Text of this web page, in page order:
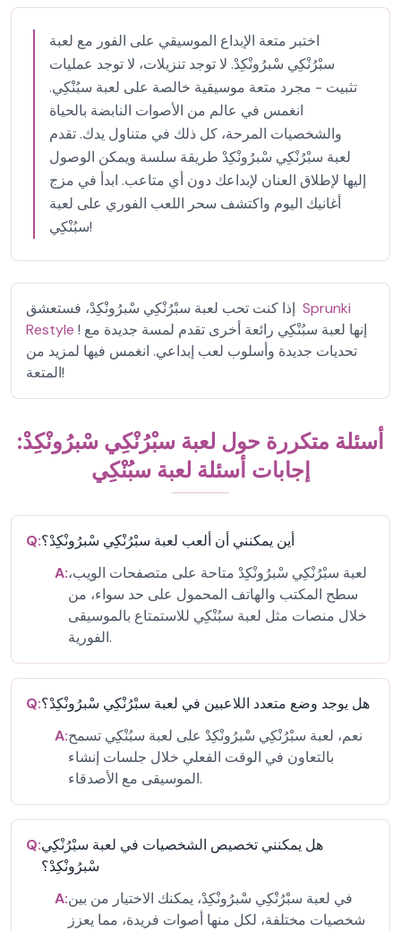
اختبر متعة الإبداع الموسيقي على الفور مع لعبة
سبْرُنْكِي سْبرُونْكِدْ. لا توجد تنزيلات، لا توجد عمليات
تثبيت - مجرد متعة موسيقية خالصة على لعبة سبُنْكِي.
انغمس في عالم من الأصوات النابضة بالحياة
والشخصيات المرحة، كل ذلك في متناول يدك. تقدم
لعبة سبْرُنْكِي سْبرُونْكِدْ طريقة سلسة ويمكن الوصول
إليها لإطلاق العنان لإبداعك دون أي متاعب. ابدأ في مزج
أغانيك اليوم واكتشف سحر اللعب الفوري على لعبة
سبُنْكِي!
Sprunki
Restyle ! إنها لعبة سبُنْكِي رائعة أخرى تقدم لمسة جديدة مع
تحديات جديدة وأسلوب لعب إبداعي. انغمس فيها لمزيد من
المتعة!
أسئلة متكررة حول لعبة سبْرُنْكِي سْبرُونْكِدْ:
إجابات أسئلة لعبة سبُنْكِي
Q:أين يمكنني أن ألعب لعبة سبْرُنْكِي سْبرُونْكِدْ؟
A:لعبة سبْرُنْكِي سْبرُونْكِدْ متاحة على متصفحات الويب،
سطح المكتب والهاتف المحمول على حد سواء، من
خلال منصات مثل لعبة سبُنْكِي للاستمتاع بالموسيقى
الفورية.
Q:هل يوجد وضع متعدد اللاعبين في لعبة سبْرُنْكِي سْبرُونْكِدْ؟
A:نعم، لعبة سبْرُنْكِي سْبرُونْكِدْ على لعبة سبُنْكِي تسمح
بالتعاون في الوقت الفعلي خلال جلسات إنشاء
الموسيقى مع الأصدقاء.
Q:هل يمكنني تخصيص الشخصيات في لعبة سبْرُنْكِي
سْبرُونْكِدْ؟
A:في لعبة سبْرُنْكِي سْبرُونْكِدْ، يمكنك الاختيار من بين
شخصيات مختلفة، لكل منها أصوات فريدة، مما يعزز